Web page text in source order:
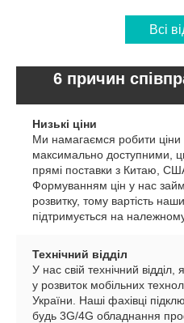
Всі
6 причин
Низькі ціни
Ми намагаємся робити ціни
максимально доступними,
прямі поставки з Китаю,
Формуванням цін у нас
розвитку, тому вартість
підтримується на належному
Технічний відділ
У нас свій технічний
у розвиток мобільних
України. Наші фахівці
будь 3G/4G обладнання